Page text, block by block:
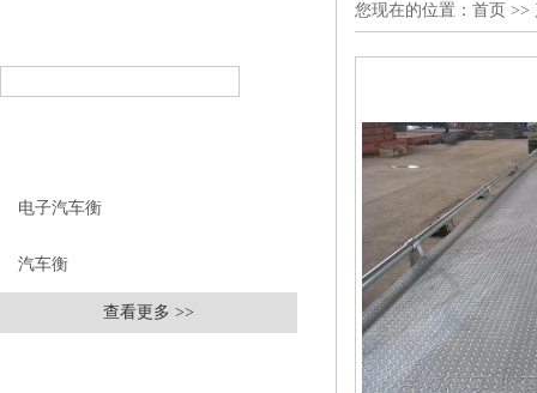
电子汽车衡
汽车衡
查看更多 >>
您现在的位置： 首页 >>